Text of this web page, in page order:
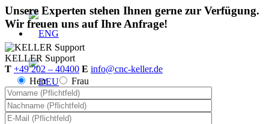
Unsere Experten stehen Ihnen gerne zur Verfügung.
Wir freuen uns auf Ihre Anfrage!
KELLER Support
T +49 202 – 40400 E info@cnc-keller.de
Herr
Frau